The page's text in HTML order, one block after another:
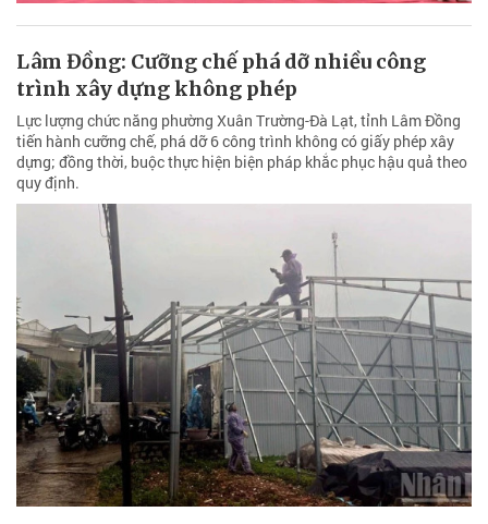
Lâm Đồng: Cưỡng chế phá dỡ nhiều công
trình xây dựng không phép
Lực lượng chức năng phường Xuân Trường-Đà Lạt, tỉnh Lâm Đồng
tiến hành cưỡng chế, phá dỡ 6 công trình không có giấy phép xây
dựng; đồng thời, buộc thực hiện biện pháp khắc phục hậu quả theo
quy định.